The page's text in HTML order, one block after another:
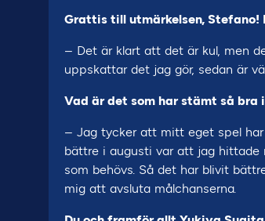
Grattis till utmärkelsen, Stefano!
– Det är klart att det är kul, men
uppskattar det jag gör, sedan är
Vad är det som har stämt så bra
– Jag tycker att mitt eget spel har
bättre i augusti var att jag hittade
som behövs. Så det har blivit
mig att avsluta målchanserna.